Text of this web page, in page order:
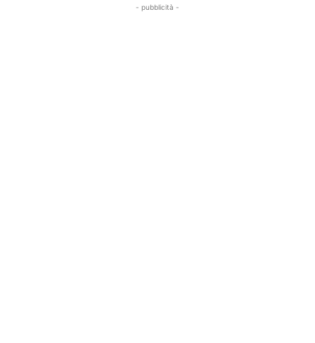
- pubblicità -